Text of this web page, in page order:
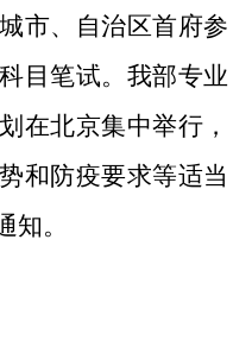
市、自治区首府参
目笔试。 我部专业
在北京集中举行，
和防疫要求等适当
知。